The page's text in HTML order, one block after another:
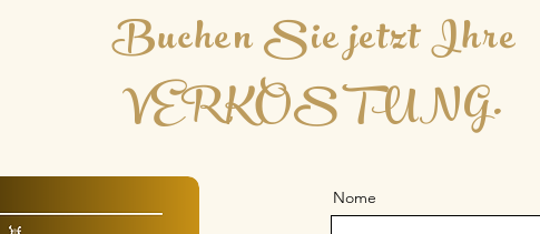
Buchen Sie jetzt Ihre
VERKOSTUNG.
Nome